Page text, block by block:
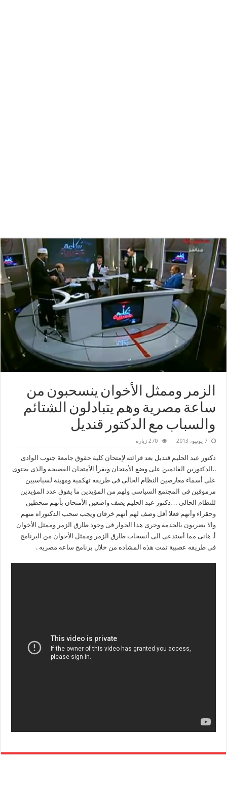
الزمر وممثل الأخوان ينسحبون من
ساعة مصرية وهم يتبادلون الشتائم
والسباب مع الدكتور قنديل
7 يونيو، 2013 270 زيارة
دكتور عبد الحليم قنديل بعد قرائته لإمتحان كلية حقوق جامعة جنوب الوادى
..الدكتورين القائمين على وضع الأمتحان ويقرأ الأمتحان الفضيحة والذى يحتوى
على أسماء معارضين النظام الحالى فى طريقه تهكمية ومهينة لسياسيين
مرموقين فى المجتمع السياسى ولهم من المؤيدين ما يفوق عدد المؤيدين
للنظام الحالى …دكتور عبد الحليم يصف واضعين الأمتحان بأنهم منحطين
وحقراء وأنهم فعلا أقل وصف لهم أنهم خرفان ويجب سحب الدكتوراه منهم
والا يضربون بالجذمة وجرى هذا الحوار فى وجود طارق الزمر وممثل الأخوان
أ. هانى مما أستدعى الى أنسحاب طارق الزمر وممثل الأخوان من البرنامج
فى طريقه عصبية تمت هذه المشاده من خلال برنامج ساعه مصريه .